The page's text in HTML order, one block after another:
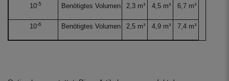
10-5 Benötigtes Volumen 2,3 m³ 4,5 m³ 6,7 m³
10-6 Benötigtes Volumen 2,5 m³ 4,9 m³ 7,4 m³